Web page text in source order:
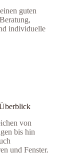
guten
individuelle
von
bis hin
und Fenster.